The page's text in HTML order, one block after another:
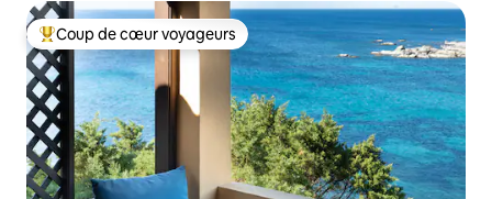
Coup de cœur voyageurs parmi les plus aimés
Coup de cœur voyageurs